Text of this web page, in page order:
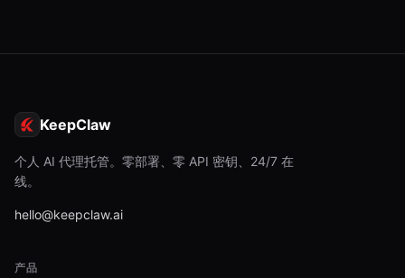
KeepClaw
个人 AI 代理托管。零部署、零 API 密钥、24/7 在
线。
hello@keepclaw.ai
产品